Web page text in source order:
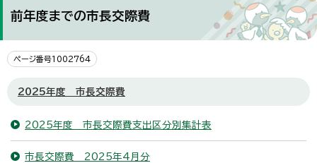
前年度までの市長交際費
ページ番号1002764
2025年度 市長交際費
2025年度 市長交際費支出区分別集計表
市長交際費 2025年4月分